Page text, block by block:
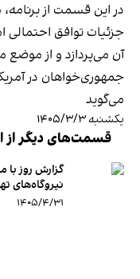
در این قسمت از
جزئیات توافق احتمالی
آن می‌پردازد و از موضع
جمهوری‌خواهان در
می‌گوید
یکشنبه ۱۴۰۵/۳/۳
قسمت‌های دیگر از
گزارش روز با
نیروگاه‌های
۱۴۰۵/۴/۳۱